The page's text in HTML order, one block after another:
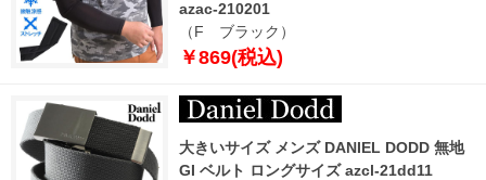
azac-210201
（F ブラック）
￥869(税込)
大きいサイズ メンズ DANIEL DODD 無地
GI ベルト ロングサイズ azcl-21dd11